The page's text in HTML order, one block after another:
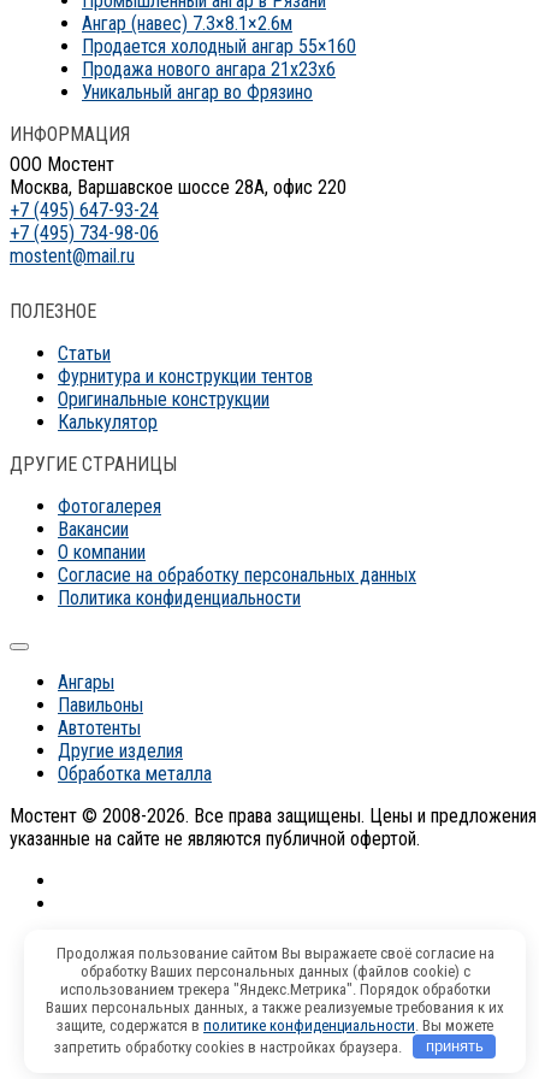
Ангар (навес) 7.3×8.1×2.6м
Продается холодный ангар 55×160
Продажа нового ангара 21x23x6
Уникальный ангар во Фрязино
ИНФОРМАЦИЯ
ООО Мостент
Москва, Варшавское шоссе 28А, офис 220
+7 (495) 647-93-24
+7 (495) 734-98-06
mostent@mail.ru
ПОЛЕЗНОЕ
Статьи
Фурнитура и конструкции тентов
Оригинальные конструкции
Калькулятор
ДРУГИЕ СТРАНИЦЫ
Фотогалерея
Вакансии
О компании
Согласие на обработку персональных данных
Политика конфиденциальности
Ангары
Павильоны
Автотенты
Другие изделия
Обработка металла
Мостент © 2008-2026. Все права защищены. Цены и предложения
указанные на сайте не являются публичной офертой.
Продолжая пользование сайтом Вы выражаете своё согласие на
обработку Ваших персональных данных (файлов cookie) с
использованием трекера "Яндекс.Метрика". Порядок обработки
Ваших персональных данных, а также реализуемые требования к их
защите, содержатся в политике конфиденциальности . Вы можете
запретить обработку cookies в настройках браузера.
принять